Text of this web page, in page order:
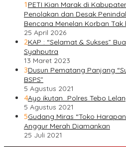
1 PETI Kian Marak di
Penolakan dan Desak
Bencana Menelan Korban Tak
25 April 2026
2KAP : “Selamat & Sukses”
Syahputra
13 Maret 2023
3Dusun Pematang Panjang
BSPS”
5 Agustus 2021
4Ayo ikutan…Polres Tebo
5 Agustus 2021
5Gudang Miras “Toko
Anggur Merah Diamankan
25 Juli 2021